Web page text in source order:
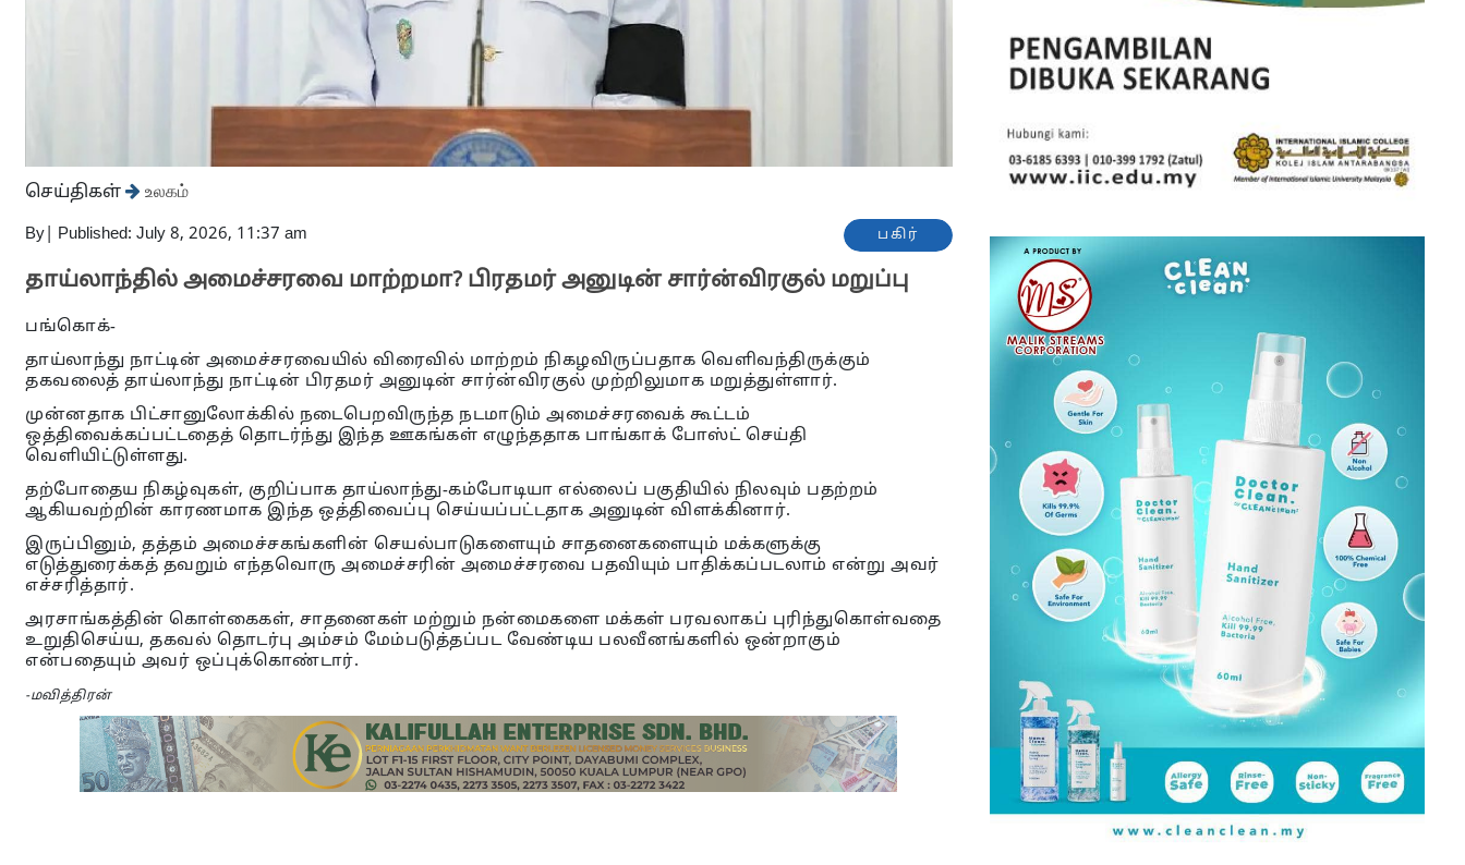
செய்திகள் உலகம்
By Published: July 8, 2026, 11:37 am பகிர்
தாய்லாந்தில் அமைச்சரவை மாற்றமா? பிரதமர் அனுடின் சார்ன்விரகுல் மறுப்பு
பங்கொக்-
தாய்லாந்து நாட்டின் அமைச்சரவையில் விரைவில் மாற்றம் நிகழவிருப்பதாக வெளிவந்திருக்கும்
தகவலைத் தாய்லாந்து நாட்டின் பிரதமர் அனுடின் சார்ன்விரகுல் முற்றிலுமாக மறுத்துள்ளார்.
முன்னதாக பிட்சானுலோக்கில் நடைபெறவிருந்த நடமாடும் அமைச்சரவைக் கூட்டம்
ஒத்திவைக்கப்பட்டதைத் தொடர்ந்து இந்த ஊகங்கள் எழுந்ததாக பாங்காக் போஸ்ட் செய்தி
வெளியிட்டுள்ளது.
தற்போதைய நிகழ்வுகள், குறிப்பாக தாய்லாந்து-கம்போடியா எல்லைப் பகுதியில் நிலவும் பதற்றம்
ஆகியவற்றின் காரணமாக இந்த ஒத்திவைப்பு செய்யப்பட்டதாக அனுடின் விளக்கினார்.
இருப்பினும், தத்தம் அமைச்சகங்களின் செயல்பாடுகளையும் சாதனைகளையும் மக்களுக்கு
எடுத்துரைக்கத் தவறும் எந்தவொரு அமைச்சரின் அமைச்சரவை பதவியும் பாதிக்கப்படலாம் என்று அவர்
எச்சரித்தார்.
அரசாங்கத்தின் கொள்கைகள், சாதனைகள் மற்றும் நன்மைகளை மக்கள் பரவலாகப் புரிந்துகொள்வதை
உறுதிசெய்ய, தகவல் தொடர்பு அம்சம் மேம்படுத்தப்பட வேண்டிய பலவீனங்களில் ஒன்றாகும்
என்பதையும் அவர் ஒப்புக்கொண்டார்.
-மவித்திரன்